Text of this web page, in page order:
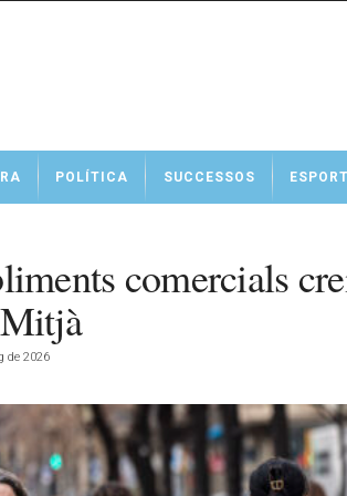
POLÍTICA SUCCESSOS
comercials
de 2026